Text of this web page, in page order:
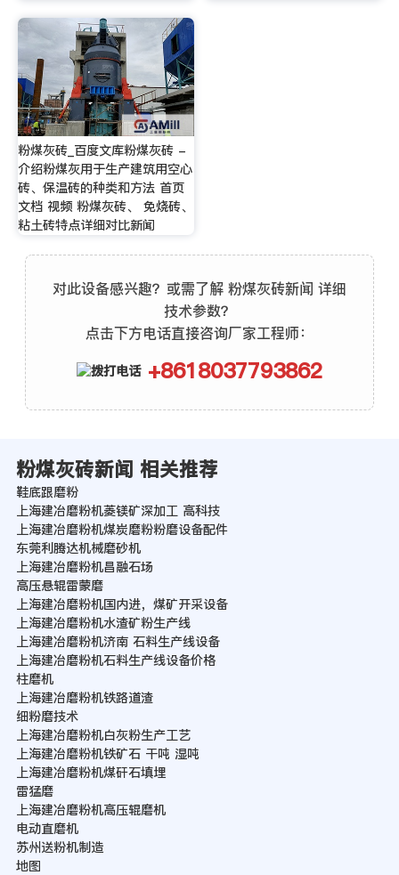
粉煤灰砖_百度文库粉煤灰砖 -
介绍粉煤灰用于生产建筑用空心
砖、保温砖的种类和方法 首页
文档 视频 粉煤灰砖、 免烧砖、
粘土砖特点详细对比新闻
对此设备感兴趣？或需了解 粉煤灰砖新闻 详细
技术参数？
点击下方电话直接咨询厂家工程师：
+8618037793862
粉煤灰砖新闻 相关推荐
鞋底跟磨粉
上海建冶磨粉机菱镁矿深加工 高科技
上海建冶磨粉机煤炭磨粉粉磨设备配件
东莞利腾达机械磨砂机
上海建冶磨粉机昌融石场
高压悬辊雷蒙磨
上海建冶磨粉机国内进，煤矿开采设备
上海建冶磨粉机水渣矿粉生产线
上海建冶磨粉机济南 石料生产线设备
上海建冶磨粉机石料生产线设备价格
柱磨机
上海建冶磨粉机铁路道渣
细粉磨技术
上海建冶磨粉机白灰粉生产工艺
上海建冶磨粉机铁矿石 干吨 湿吨
上海建冶磨粉机煤矸石填埋
雷猛磨
上海建冶磨粉机高压辊磨机
电动直磨机
苏州送粉机制造
地图